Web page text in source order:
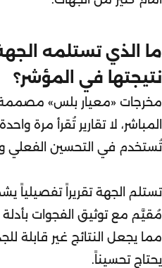
ما الذي تستلمه
نتيجتها في المؤشر؟
مخرجات «معيار بلس» مصممة
المباشر، لا تقارير تُقرأ مرة
تُستخدم في التحسين الفعلي
تستلم الجهة تقريراً تفصيلياً
مُقيَّم مع توثيق الفجوات
مما يجعل النتائج غير قابلة
يحتاج تحسيناً.